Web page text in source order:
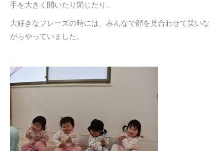
手を大きく開いたり閉じたり…
大好きなフレーズの時には、みんなで顔を見合わせて笑いな
がらやっていました。